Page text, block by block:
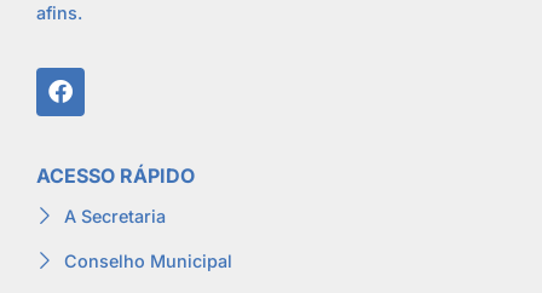
afins.
ACESSO RÁPIDO
A Secretaria
Conselho Municipal